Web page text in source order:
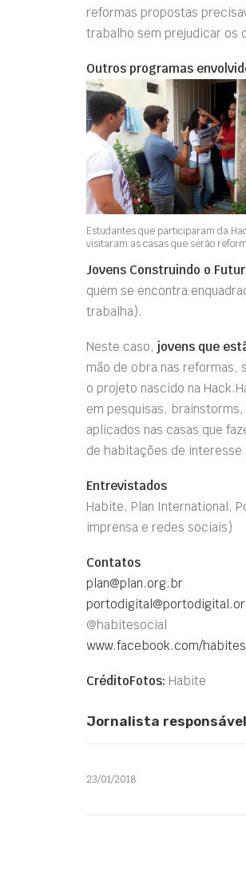
reformas propostas
trabalho sem prejudicar os
Outros programas
Estudantes que participaram da
visitaram as casas que serão
Jovens Construindo o
quem se encontra
trabalha).
Neste caso, jovens que
mão de obra nas reformas,
o projeto nascido na
em pesquisas,
aplicados nas casas que
de habitações de interesse
Entrevistados
Habite, Plan International,
imprensa e redes sociais)
Contatos
plan@plan.org.br
@habitesocial
www.facebook.com/
CréditoFotos: Habite
Jornalista
23/01/2018